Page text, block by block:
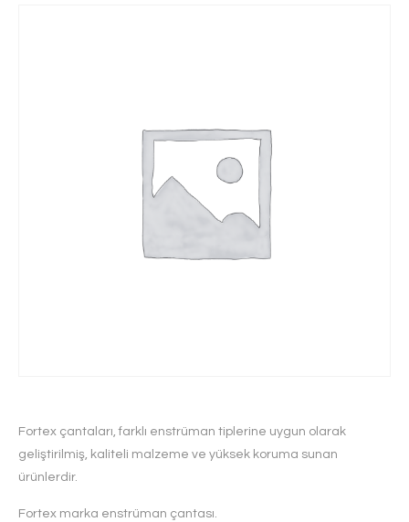
Fortex çantaları, farklı enstrüman tiplerine uygun olarak
geliştirilmiş, kaliteli malzeme ve yüksek koruma sunan
ürünlerdir.
Fortex marka enstrüman çantası.